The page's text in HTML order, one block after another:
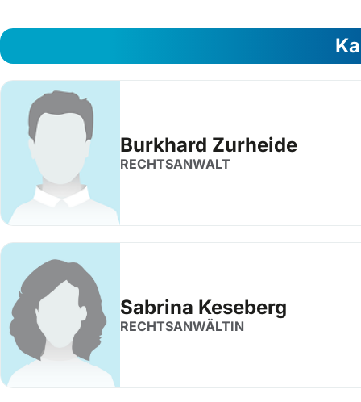
Burkhard Zurheide
RECHTSANWALT
Sabrina Keseberg
RECHTSANWÄLTIN